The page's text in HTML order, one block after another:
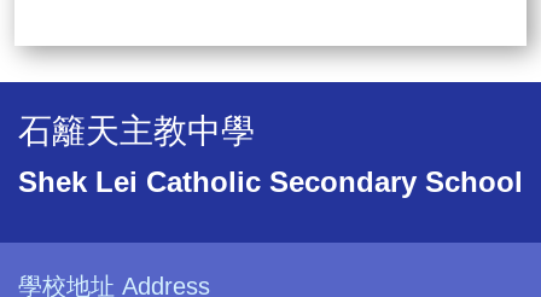
石籬天主教中學
Shek Lei Catholic Secondary School
學校地址 Address